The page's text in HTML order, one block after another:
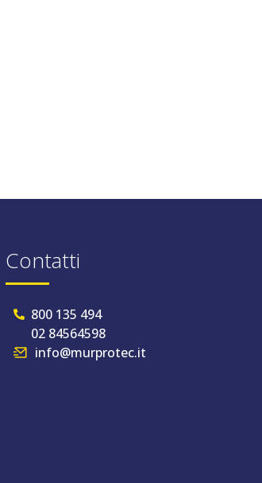
Contatti
800 135 494
02 84564598
info@murprotec.it